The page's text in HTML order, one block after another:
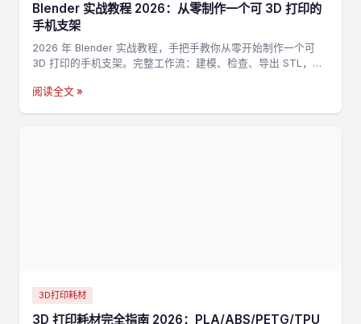
Blender 实战教程 2026：从零制作一个可 3D 打印的
手机支架
2026 年 Blender 实战教程，手把手教你从零开始制作一个可
3D 打印的手机支架。完整工作流：建模、检查、导出 STL，适
阅读全文 »
3D打印耗材
3D 打印耗材完全指南 2026：PLA/ABS/PETG/TPU